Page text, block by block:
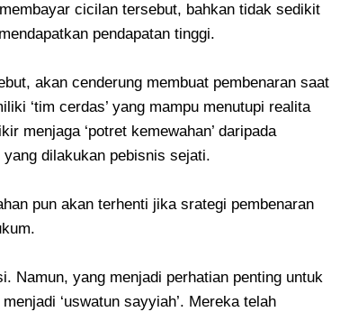
cicilan tersebut, bahkan tidak sedikit
pendapatan tinggi.
akan cenderung membuat pembenaran saat
‘tim cerdas’ yang mampu menutupi realita
menjaga ‘potret kemewahan’ daripada
dilakukan pebisnis sejati.
pun akan terhenti jika srategi pembenaran
Namun, yang menjadi perhatian penting untuk
‘uswatun sayyiah’. Mereka telah